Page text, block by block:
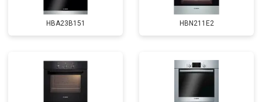
HBA23B151 HBN211E2